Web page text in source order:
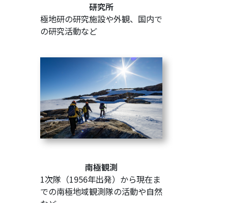
研究所
極地研の研究施設や外観、国内で
の研究活動など
南極観測
1次隊（1956年出発）から現在ま
での南極地域観測隊の活動や自然